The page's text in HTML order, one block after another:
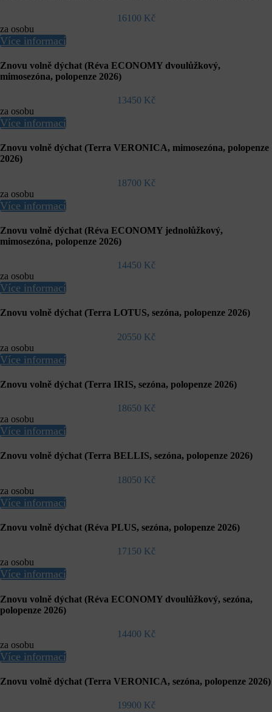
16100 Kč
za osobu
Více informací
Znovu volně dýchat (Réva ECONOMY dvoulůžkový,
mimosezóna, polopenze 2026)
13450 Kč
za osobu
Více informací
Znovu volně dýchat (Terra VERONICA, mimosezóna, polopenze
2026)
18700 Kč
za osobu
Více informací
Znovu volně dýchat (Réva ECONOMY jednolůžkový,
mimosezóna, polopenze 2026)
14450 Kč
za osobu
Více informací
Znovu volně dýchat (Terra LOTUS, sezóna, polopenze 2026)
20550 Kč
za osobu
Více informací
Znovu volně dýchat (Terra IRIS, sezóna, polopenze 2026)
18650 Kč
za osobu
Více informací
Znovu volně dýchat (Terra BELLIS, sezóna, polopenze 2026)
18050 Kč
za osobu
Více informací
Znovu volně dýchat (Réva PLUS, sezóna, polopenze 2026)
17150 Kč
za osobu
Více informací
Znovu volně dýchat (Réva ECONOMY dvoulůžkový, sezóna,
polopenze 2026)
14400 Kč
za osobu
Více informací
Znovu volně dýchat (Terra VERONICA, sezóna, polopenze 2026)
19900 Kč